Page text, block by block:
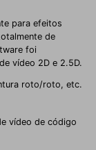
para efeitos
de
foi
vídeo 2D e 2.5D.
roto/roto, etc.
vídeo de código